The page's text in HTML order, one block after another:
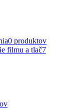
0 produktov
filmu a tlač7